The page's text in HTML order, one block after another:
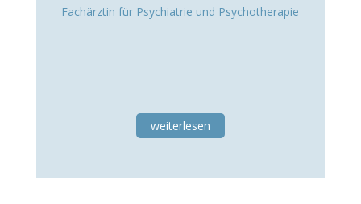
Fachärztin für Psychiatrie und Psychotherapie
weiterlesen